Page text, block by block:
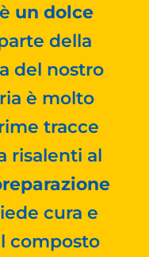
un dolce
della
del nostro
è molto
tracce
risalenti al
cura e
composto